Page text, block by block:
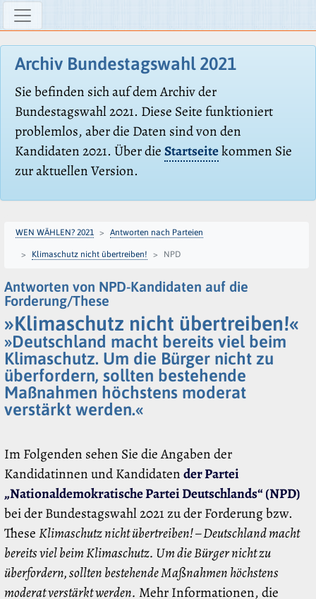
Archiv Bundestagswahl 2021
Sie befinden sich auf dem Archiv der
Bundestagswahl 2021. Diese Seite funktioniert
problemlos, aber die Daten sind von den
Kandidaten 2021. Über dieStartseitekommen Sie
zur aktuellen Version.
WEN WÄHLEN? 2021 Antworten nach Parteien
Klimaschutz nicht übertreiben! NPD
Antworten von NPD-Kandidaten auf die
Forderung/These
»Klimaschutz nicht übertreiben!«
»Deutschland macht bereits viel beim
Klimaschutz. Um die Bürger nicht zu
überfordern, sollten bestehende
Maßnahmen höchstens moderat
verstärkt werden.«
Im Folgenden sehen Sie die Angaben der
Kandidatinnen und Kandidatender Partei
„Nationaldemokratische Partei Deutschlands“ (NPD)
bei der Bundestagswahl 2021 zu der Forderung bzw.
TheseKlimaschutz nicht übertreiben! – Deutschland macht
bereits viel beim Klimaschutz. Um die Bürger nicht zu
überfordern, sollten bestehende Maßnahmen höchstens
moderat verstärkt werden. Mehr Informationen, die